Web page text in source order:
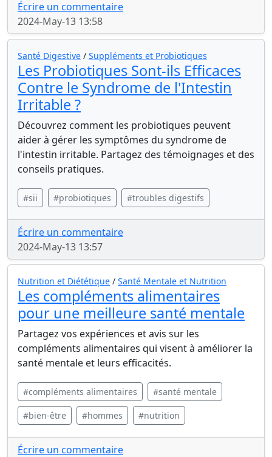
Écrire un commentaire
2024-May-13 13:58
Santé Digestive / Suppléments et Probiotiques
Les Probiotiques Sont-ils Efficaces
Contre le Syndrome de l'Intestin
Irritable ?
Découvrez comment les probiotiques peuvent
aider à gérer les symptômes du syndrome de
l'intestin irritable. Partagez des témoignages et des
conseils pratiques.
#sii #probiotiques #troubles digestifs
Écrire un commentaire
2024-May-13 13:57
Nutrition et Diététique / Santé Mentale et Nutrition
Les compléments alimentaires
pour une meilleure santé mentale
Partagez vos expériences et avis sur les
compléments alimentaires qui visent à améliorer la
santé mentale et leurs efficacités.
#compléments alimentaires #santé mentale
#bien-être #hommes #nutrition
Écrire un commentaire